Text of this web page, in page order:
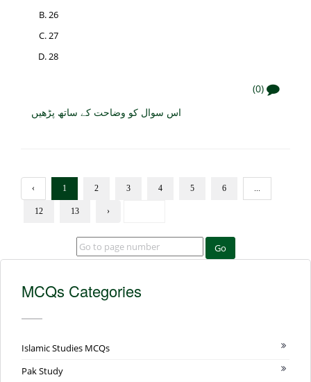
26
27
28
(0)
اس سوال کو وضاحت کے ساتھ پڑھیں
‹ 1 2 3 4 5 6
12 13 ›
Go
MCQs Categories
Islamic Studies MCQs
Pak Study